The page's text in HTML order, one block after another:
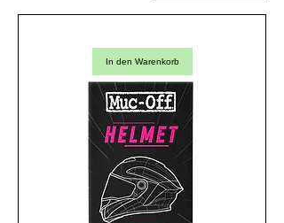
In den Warenkorb